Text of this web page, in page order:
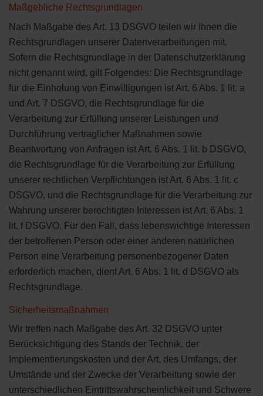
Maßgebliche Rechtsgrundlagen
Nach Maßgabe des Art. 13 DSGVO teilen wir Ihnen die
Rechtsgrundlagen unserer Datenverarbeitungen mit.
Sofern die Rechtsgrundlage in der Datenschutzerklärung
nicht genannt wird, gilt Folgendes: Die Rechtsgrundlage
für die Einholung von Einwilligungen ist Art. 6 Abs. 1 lit. a
und Art. 7 DSGVO, die Rechtsgrundlage für die
Verarbeitung zur Erfüllung unserer Leistungen und
Durchführung vertraglicher Maßnahmen sowie
Beantwortung von Anfragen ist Art. 6 Abs. 1 lit. b DSGVO,
die Rechtsgrundlage für die Verarbeitung zur Erfüllung
unserer rechtlichen Verpflichtungen ist Art. 6 Abs. 1 lit. c
DSGVO, und die Rechtsgrundlage für die Verarbeitung zur
Wahrung unserer berechtigten Interessen ist Art. 6 Abs. 1
lit. f DSGVO. Für den Fall, dass lebenswichtige Interessen
der betroffenen Person oder einer anderen natürlichen
Person eine Verarbeitung personenbezogener Daten
erforderlich machen, dient Art. 6 Abs. 1 lit. d DSGVO als
Rechtsgrundlage.
Sicherheitsmaßnahmen
Wir treffen nach Maßgabe des Art. 32 DSGVO unter
Berücksichtigung des Stands der Technik, der
Implementierungskosten und der Art, des Umfangs, der
Umstände und der Zwecke der Verarbeitung sowie der
unterschiedlichen Eintrittswahrscheinlichkeit und Schwere